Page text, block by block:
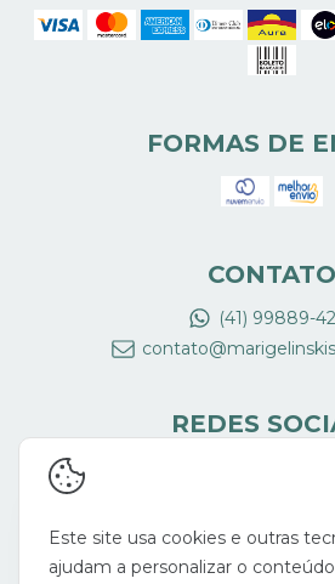
FORMAS DE
CONTATO
(41) 99889-
REDES
Este site usa cookies e outras
ajudam a personalizar o